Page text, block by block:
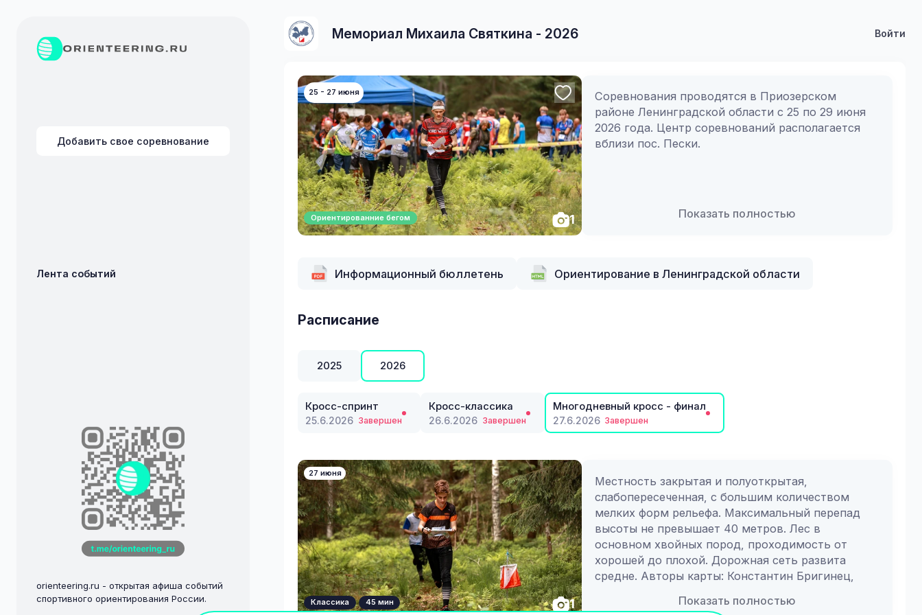
Мемориал Михаила Святкина - 2026 Войти
25 - 27 июня
Ориентированние бегом 1
Соревнования проводятся в Приозерском
районе Ленинградской области с 25 по 29 июня
2026 года. Центр соревнований располагается
вблизи пос. Пески.
Показать полностью
Информационный бюллетень Ориентирование в Ленинградской области
Расписание
2025 2026
Кросс-спринт
25.6.2026 Завершен
Кросс-классика
26.6.2026 Завершен
Многодневный кросс - финал
27.6.2026 Завершен
27 июня
Классика 45 мин 1
Местность закрытая и полуоткрытая,
слабопересеченная, с большим количеством
мелких форм рельефа. Максимальный перепад
высоты не превышает 40 метров. Лес в
основном хвойных пород, проходимость от
хорошей до плохой. Дорожная сеть развита
средне. Авторы карты: Константин Бригинец,
впервые. Карты формата А4, ламинированы.
Показать полностью
Добавить свое соревнование
Лента событий
orienteering.ru - открытая афиша событий
спортивного ориентирования России.